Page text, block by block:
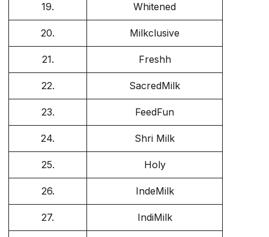
19. Whitened
20. Milkclusive
21. Freshh
22. SacredMilk
23. FeedFun
24. Shri Milk
25. Holy
26. IndeMilk
27. IndiMilk